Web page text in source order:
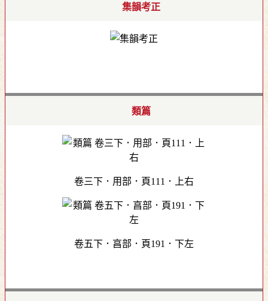
集韻考正
類篇
卷三下．用部．頁111．上右
卷五下．亯部．頁191．下左